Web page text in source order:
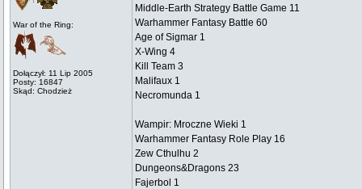
War of the Ring:
Dołączył: 11 Lip 2005
Posty: 16847
Skąd: Chodzież
Middle-Earth Strategy Battle Game 11
Warhammer Fantasy Battle 60
Age of Sigmar 1
X-Wing 4
Kill Team 3
Malifaux 1
Necromunda 1
Wampir: Mroczne Wieki 1
Warhammer Fantasy Role Play 16
Zew Cthulhu 2
Dungeons&Dragons 23
Fajerbol 1